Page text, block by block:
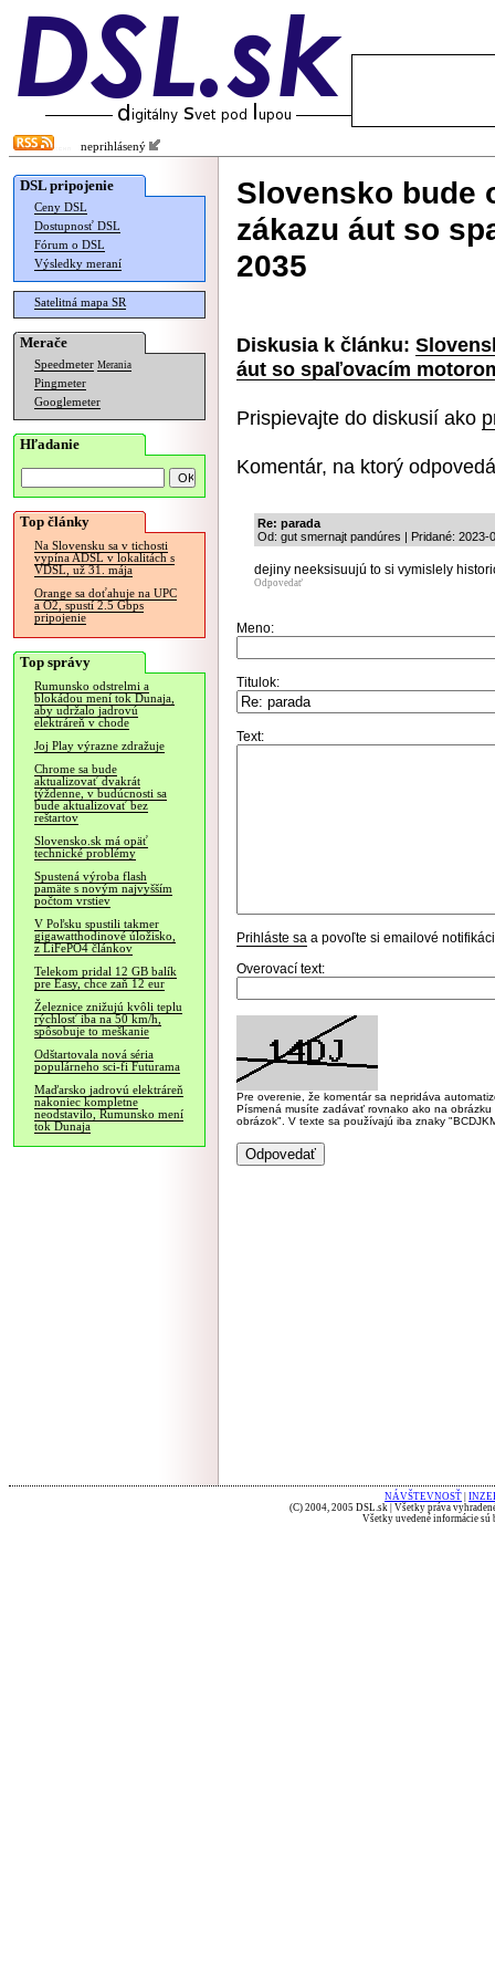
neprihlásený
DSL pripojenie
Ceny DSL
Dostupnosť DSL
Fórum o DSL
Výsledky meraní
Satelitná mapa SR
Merače
Speedmeter Merania
Pingmeter
Googlemeter
Hľadanie
Top články
Na Slovensku sa v tichosti
vypína ADSL v lokalitách s
VDSL, už 31. mája
Orange sa doťahuje na UPC
a O2, spustí 2.5 Gbps
pripojenie
Top správy
Rumunsko odstrelmi a
blokádou mení tok Dunaja,
aby udržalo jadrovú
elektráreň v chode
Joj Play výrazne zdražuje
Chrome sa bude
aktualizovať dvakrát
týždenne, v budúcnosti sa
bude aktualizovať bez
reštartov
Slovensko.sk má opäť
technické problémy
Spustená výroba flash
pamäte s novým najvyšším
počtom vrstiev
V Poľsku spustili takmer
gigawatthodinové úložisko,
z LiFePO4 článkov
Telekom pridal 12 GB balík
pre Easy, chce zaň 12 eur
Železnice znižujú kvôli teplu
rýchlosť iba na 50 km/h,
spôsobuje to meškanie
Odštartovala nová séria
populárneho sci-fi Futurama
Maďarsko jadrovú elektráreň
nakoniec kompletne
neodstavilo, Rumunsko mení
tok Dunaja
Slovensko bude
zákazu áut so
2035
Diskusia k článku:
áut so spaľovacím
Prispievajte do diskusií ako
Komentár, na ktorý
Re: parada
Od: gut smernajt pandúres | Pridané: 2023-
dejiny neeksisuujú to si vymislely
Odpovedať
Meno:
Titulok:
Text:
Prihláste sa a povoľte si emailové
Overovací text:
Pre overenie, že komentár sa nepridáva
Písmená musíte zadávať rovnako ako na
obrázok". V texte sa používajú iba znaky
NÁVŠTEVNOSŤ
(C) 2004, 2005 DSL.sk | Všetky práva
Všetky uvedené informácie sú